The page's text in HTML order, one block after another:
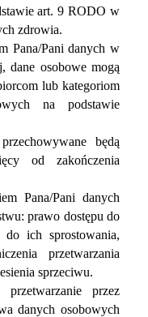
art. 9 RODO w
zdrowia.
Pana/Pani danych w
dane osobowe mogą
lub kategoriom
na podstawie
będą
od zakończenia
Pana/Pani danych
prawo dostępu do
ich sprostowania,
przetwarzania
sprzeciwu.
przez
danych osobowych